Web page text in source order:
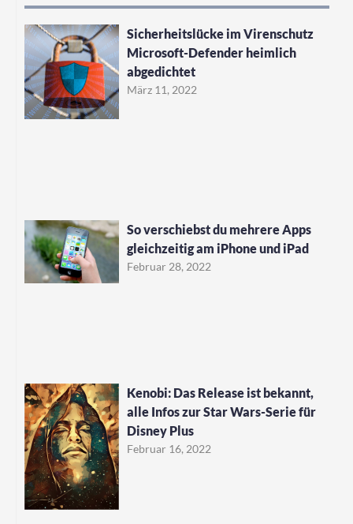
Sicherheitslücke im Virenschutz
Microsoft-Defender heimlich
abgedichtet
März 11, 2022
So verschiebst du mehrere Apps
gleichzeitig am iPhone und iPad
Februar 28, 2022
Kenobi: Das Release ist bekannt,
alle Infos zur Star Wars-Serie für
Disney Plus
Februar 16, 2022